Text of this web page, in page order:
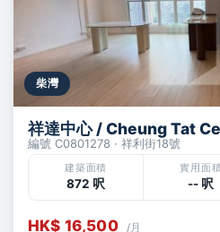
柴灣
祥達中心 / Cheung Tat
編號 C0801278 · 祥利街18號
建築面積
872 呎
實用面
-- 呎
HK$ 16,500 /月